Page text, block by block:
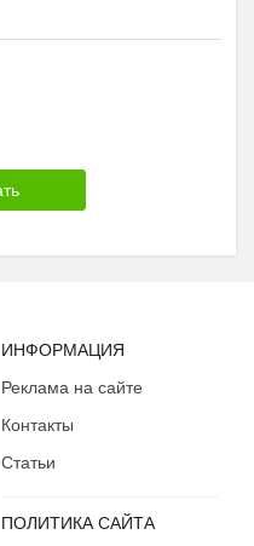
ИНФОРМАЦИЯ
Реклама на сайте
Контакты
Статьи
ПОЛИТИКА САЙТА